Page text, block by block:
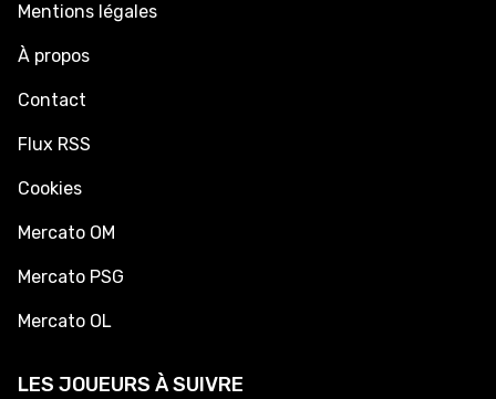
Mentions légales
À propos
Contact
Flux RSS
Cookies
Mercato OM
Mercato PSG
Mercato OL
LES JOUEURS À SUIVRE